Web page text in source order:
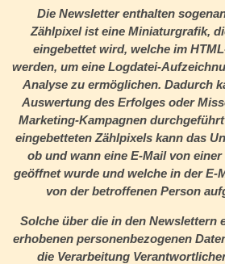
Die Newsletter enthalten
Zählpixel ist eine Miniaturgrafik,
eingebettet wird, welche im
werden, um eine Logdatei-
Analyse zu ermöglichen. Dadurch
Auswertung des Erfolges oder
Marketing-Kampagnen
eingebetteten Zählpixels kann das
ob und wann eine E-Mail von
geöffnet wurde und welche in der E-
von der betroffenen Person
Solche über die in den Newslettern
erhobenen personenbezogenen
die Verarbeitung